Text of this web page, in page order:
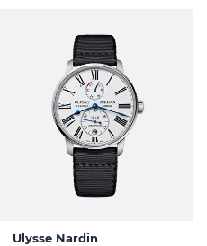
Ulysse Nardin